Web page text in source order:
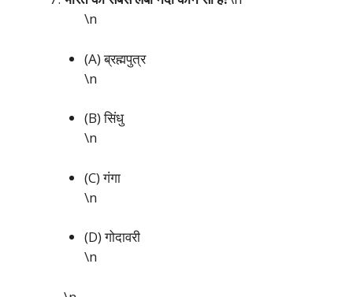
\n
(A) ब्रह्मपुत्र
\n
(B) सिंधु
\n
(C) गंगा
\n
(D) गोदावरी
\n